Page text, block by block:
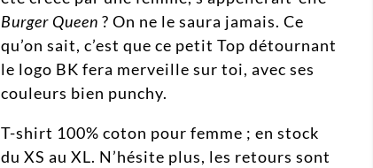
Burger Queen ? On ne le saura jamais. Ce
qu’on sait, c’est que ce petit Top détournant
le logo BK fera merveille sur toi, avec ses
couleurs bien punchy.
T-shirt 100% coton pour femme ; en stock
du XS au XL. N’hésite plus, les retours sont